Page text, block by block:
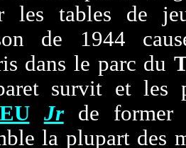
les tables de
de 1944
dans le parc du
survit et les
Jrde former
la plupart